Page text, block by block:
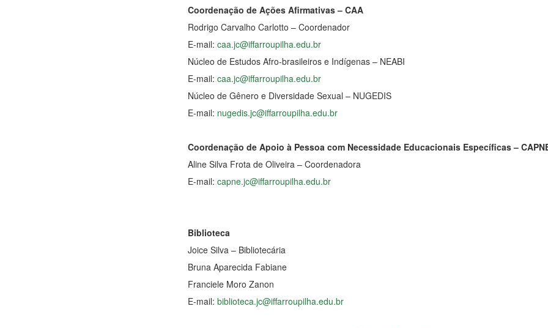
Coordenação de Ações Afirmativas – CAA
Rodrigo Carvalho Carlotto – Coordenador
E-mail: caa.jc@iffarroupilha.edu.br
Núcleo de Estudos Afro-brasileiros e Indígenas – NEABI
E-mail: caa.jc@iffarroupilha.edu.br
Núcleo de Gênero e Diversidade Sexual – NUGEDIS
E-mail: nugedis.jc@iffarroupilha.edu.br
Coordenação de Apoio à Pessoa com Necessidade Educacionais Específicas –
Aline Silva Frota de Oliveira – Coordenadora
E-mail: capne.jc@iffarroupilha.edu.br
Biblioteca
Joice Silva – Bibliotecária
Bruna Aparecida Fabiane
Franciele Moro Zanon
E-mail: biblioteca.jc@iffarroupilha.edu.br